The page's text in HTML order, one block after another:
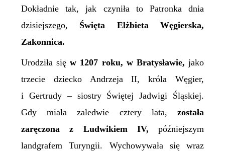
Dokładnie tak, jak czyniła to Patronka dnia
dzisiejszego, Święta Elżbieta Węgierska,
Zakonnica.
Urodziła się w 1207 roku, w Bratysławie, jako
trzecie dziecko Andrzeja II, króla Węgier,
i Gertrudy – siostry Świętej Jadwigi Śląskiej.
Gdy miała zaledwie cztery lata,została
zaręczona z Ludwikiem IV, późniejszym
landgrafem Turyngii. Wychowywała się wraz